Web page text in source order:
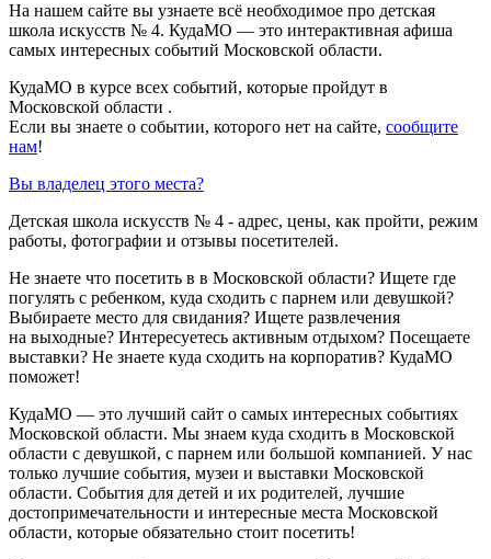
На нашем сайте вы узнаете всё необходимое про детская
школа искусств № 4. КудаМО — это интерактивная афиша
самых интересных событий Московской области.
КудаМО в курсе всех событий, которые пройдут в
Московской области .
Если вы знаете о событии, которого нет на сайте, сообщите
нам!
Вы владелец этого места?
Детская школа искусств № 4 - адрес, цены, как пройти, режим
работы, фотографии и отзывы посетителей.
Не знаете что посетить в в Московской области? Ищете где
погулять с ребенком, куда сходить с парнем или девушкой?
Выбираете место для свидания? Ищете развлечения
на выходные? Интересуетесь активным отдыхом? Посещаете
выставки? Не знаете куда сходить на корпоратив? КудаМО
поможет!
КудаМО — это лучший сайт о самых интересных событиях
Московской области. Мы знаем куда сходить в Московской
области с девушкой, с парнем или большой компанией. У нас
только лучшие события, музеи и выставки Московской
области. События для детей и их родителей, лучшие
достопримечательности и интересные места Московской
области, которые обязательно стоит посетить!